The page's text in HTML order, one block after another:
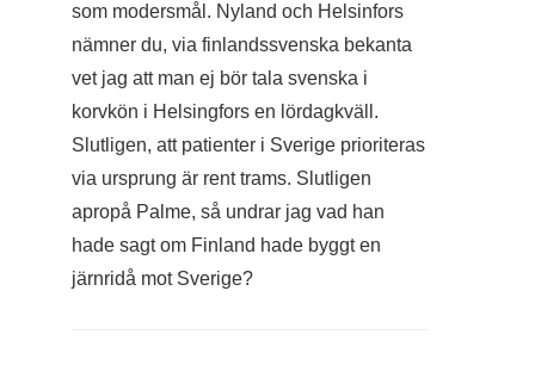
som modersmål. Nyland och Helsinfors
nämner du, via finlandssvenska bekanta
vet jag att man ej bör tala svenska i
korvkön i Helsingfors en lördagkväll.
Slutligen, att patienter i Sverige prioriteras
via ursprung är rent trams. Slutligen
apropå Palme, så undrar jag vad han
hade sagt om Finland hade byggt en
järnridå mot Sverige?